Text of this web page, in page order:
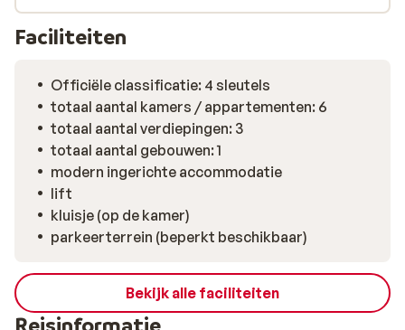
huurauto de rest van het eiland wilt verkennen. Geniet
overdag van de stranden in de buurt of maak een
uitstapje naar schilderachtige dorpjes in de omgeving.
avond op een terras.
Faciliteiten
Officiële classificatie: 4 sleutels
totaal aantal kamers / appartementen: 6
totaal aantal verdiepingen: 3
totaal aantal gebouwen: 1
modern ingerichte accommodatie
lift
kluisje (op de kamer)
parkeerterrein (beperkt beschikbaar)
Bekijk alle faciliteiten